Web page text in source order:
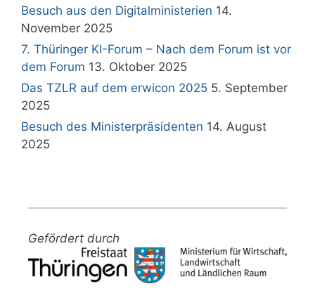
Besuch aus den Digitalministerien 14.
November 2025
7. Thüringer KI-Forum – Nach dem Forum ist vor
dem Forum 13. Oktober 2025
Das TZLR auf dem erwicon 2025 5. September
2025
Besuch des Ministerpräsidenten 14. August
2025
Gefördert durch